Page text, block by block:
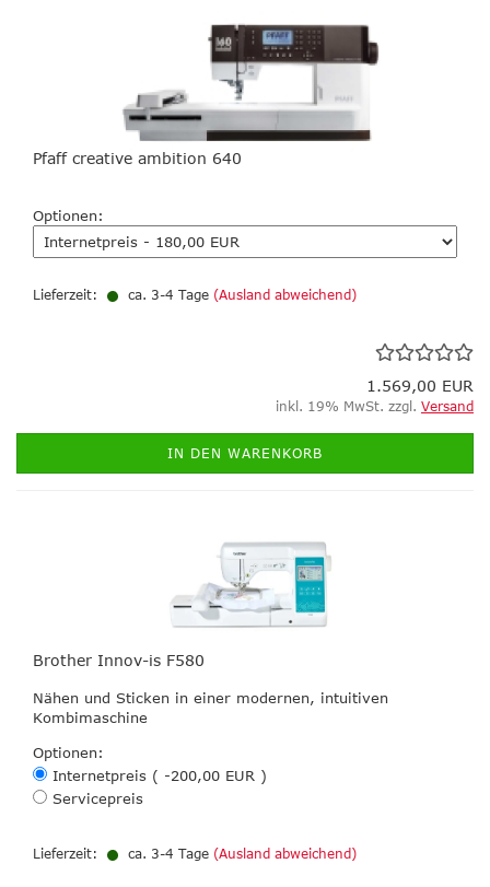
Pfaff creative ambition 640
Optionen:
Lieferzeit: ca. 3-4 Tage (Ausland abweichend)
1.569,00 EUR
inkl. 19% MwSt. zzgl. Versand
IN DEN WARENKORB
Brother Innov-is F580
Nähen und Sticken in einer modernen, intuitiven
Kombimaschine
Optionen:
Internetpreis ( -200,00 EUR )
Servicepreis
Lieferzeit: ca. 3-4 Tage (Ausland abweichend)